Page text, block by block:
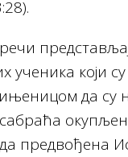
ученика који
да су
предвођена